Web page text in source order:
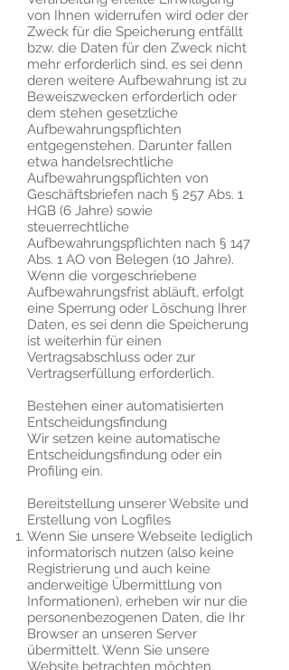
von Ihnen widerrufen wird oder der
Zweck für die Speicherung entfällt
bzw. die Daten für den Zweck nicht
mehr erforderlich sind, es sei denn
deren weitere Aufbewahrung ist zu
Beweiszwecken erforderlich oder
dem stehen gesetzliche
Aufbewahrungspflichten
entgegenstehen. Darunter fallen
etwa handelsrechtliche
Aufbewahrungspflichten von
Geschäftsbriefen nach § 257 Abs. 1
HGB (6 Jahre) sowie
steuerrechtliche
Aufbewahrungspflichten nach § 147
Abs. 1 AO von Belegen (10 Jahre).
Wenn die vorgeschriebene
Aufbewahrungsfrist abläuft, erfolgt
eine Sperrung oder Löschung Ihrer
Daten, es sei denn die Speicherung
ist weiterhin für einen
Vertragsabschluss oder zur
Vertragserfüllung erforderlich.
Bestehen einer automatisierten
Entscheidungsfindung
Wir setzen keine automatische
Entscheidungsfindung oder ein
Profiling ein.
Bereitstellung unserer Website und
Erstellung von Logfiles
Wenn Sie unsere Webseite lediglich
informatorisch nutzen (also keine
Registrierung und auch keine
anderweitige Übermittlung von
Informationen), erheben wir nur die
personenbezogenen Daten, die Ihr
Browser an unseren Server
übermittelt. Wenn Sie unsere
Website betrachten möchten,